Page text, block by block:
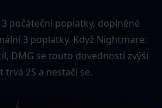
3 počáteční poplatky, doplněné
3 poplatky. Když Nightmare:
DMG se touto dovedností zvýší
trvá 2S a nestačí se.